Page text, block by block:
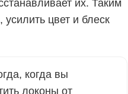
их. Таким
цвет и блеск
когда вы
локоны от